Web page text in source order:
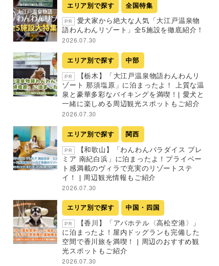
エリア別で探す 全国特集
PR
愛犬家から絶大な人気「大江戸温泉物
語わんわんリゾート」全5施設を徹底紹介！
2026.07.30
エリア別で探す 中部
PR
【栃木】「大江戸温泉物語わんわんリ
ゾート 那須塩原」に泊まったよ！ 上質な温
泉と豪華多彩なバイキングを満喫！| 愛犬と
一緒に楽しめる周辺観光スポットもご紹介
2026.07.30
エリア別で探す 関西
PR
【和歌山】「わんわんパラダイス プレ
ミア 南紀白浜」に泊まったよ！プライベー
ト感満載のヴィラで充実のリゾートステ
イ！ | 周辺観光情報もご紹介
2026.07.30
エリア別で探す 中国・四国
PR
【香川】「アパホテル〈高松空港〉」
に泊まったよ！屋内ドッグランも完備した
空間で香川旅を満喫！ | 周辺のおすすめ観
光スポットもご紹介
2026.07.30